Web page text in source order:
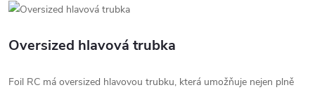
Oversized hlavová trubka
Foil RC má oversized hlavovou trubku, která umožňuje nejen plně